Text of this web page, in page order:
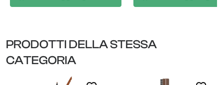
PRODOTTI DELLA STESSA
CATEGORIA